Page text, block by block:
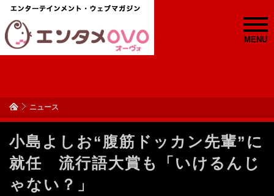
MENU
ニュース
小島よしお“腹筋ドッカン先輩”に
就任 流行語大賞も「いけるんじ
ゃない？」